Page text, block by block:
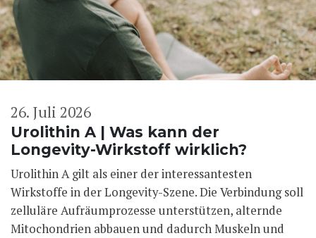
Urolithin A | Was kann der
Longevity-Wirkstoff wirklich?
26. Juli 2026
Urolithin A gilt als einer der interessantesten
Wirkstoffe in der Longevity-Szene. Die Verbindung soll
zelluläre Aufräumprozesse unterstützen, alternde
Mitochondrien abbauen und dadurch Muskeln und